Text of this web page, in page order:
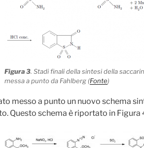
Figura 3. Stadi finali della sintesi della
messa a punto da Fahlberg (Fonte)
messo a punto un nuovo schema
Questo schema è riportato in Figura